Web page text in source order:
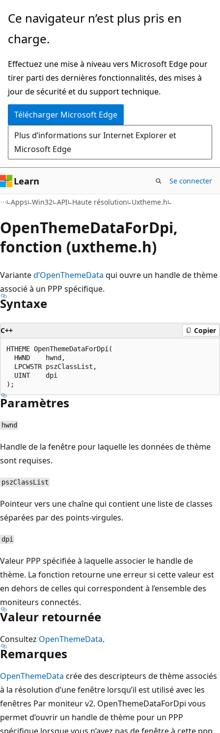
Passer
directement
au
principal
Ce navigateur n’est plus pris en
charge.
Effectuez une mise à niveau vers Microsoft Edge pour
tirer parti des dernières fonctionnalités, des mises à
jour de sécurité et du support technique.
Télécharger Microsoft Edge
Plus d’informations sur Internet Explorer et
Microsoft Edge
Learn Se connecter
Apps Win32 API Haute résolution Uxtheme.h
OpenThemeDataForDpi,
fonction (uxtheme.h)
Varianted’OpenThemeData qui ouvre un handle de thème
associé à un PPP spécifique.
Syntaxe
C++ Copier
HTHEME OpenThemeDataForDpi(
  HWND    hwnd,
  LPCWSTR pszClassList,
  UINT    dpi
Paramètres
hwnd
Handle de la fenêtre pour laquelle les données de thème
sont requises.
pszClassList
Pointeur vers une chaîne qui contient une liste de classes
séparées par des points-virgules.
dpi
Valeur PPP spécifiée à laquelle associer le handle de
thème. La fonction retourne une erreur si cette valeur est
en dehors de celles qui correspondent à l’ensemble des
moniteurs connectés.
Valeur retournée
Consultez OpenThemeData.
Remarques
OpenThemeData crée des descripteurs de thème associés
à la résolution d’une fenêtre lorsqu’il est utilisé avec les
fenêtres Par moniteur v2. OpenThemeDataForDpi vous
permet d’ouvrir un handle de thème pour un PPP
spécifique lorsque vous n’avez pas de fenêtre à cette ppp.